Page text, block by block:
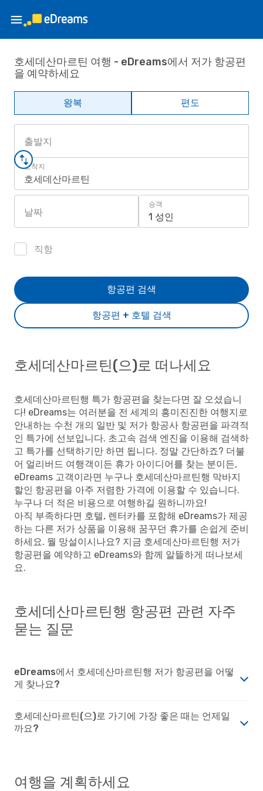
호세데산마르틴 여행 - eDreams에서 저가 항공편
을 예약하세요
왕복 편도
출발지
도착지
호세데산마르틴
날짜
승객
1 성인
직항
항공편 + 호텔 검색
항공편 검색
호세데산마르틴(으)로 떠나세요
호세데산마르틴행 특가 항공편을 찾는다면 잘 오셨습니
다! eDreams는 여러분을 전 세계의 흥미진진한 여행지로
안내하는 수천 개의 일반 및 저가 항공사 항공편을 파격적
인 특가에 선보입니다. 초고속 검색 엔진을 이용해 검색하
고 특가를 선택하기만 하면 됩니다. 정말 간단하죠? 더불
어 얼리버드 여행객이든 휴가 아이디어를 찾는 분이든,
eDreams 고객이라면 누구나 호세데산마르틴행 막바지
할인 항공편을 아주 저렴한 가격에 이용할 수 있습니다.
누구나 더 적은 비용으로 여행하길 원하니까요!
아직 부족하다면 호텔, 렌터카를 포함해 eDreams가 제공
하는 다른 저가 상품을 이용해 꿈꾸던 휴가를 손쉽게 준비
하세요. 뭘 망설이시나요? 지금 호세데산마르틴행 저가
항공편을 예약하고 eDreams와 함께 알뜰하게 떠나보세
요.
호세데산마르틴행 항공편 관련 자주
묻는 질문
eDreams에서 호세데산마르틴행 저가 항공편을 어떻
게 찾나요?
호세데산마르틴(으)로 가기에 가장 좋은 때는 언제일
까요?
여행을 계획하세요